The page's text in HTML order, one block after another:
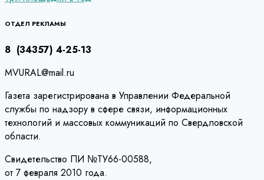
по
записям
ОТДЕЛ РЕКЛАМЫ
8 (34357) 4-25-13
MVURAL@mail.ru
Газета зарегистрирована в Управлении Федеральной
службы по надзору в сфере связи, информационных
технологий и массовых коммуникаций по Свердловской
области.
Свидетельство ПИ №ТУ66-00588,
от 7 февраля 2010 года.